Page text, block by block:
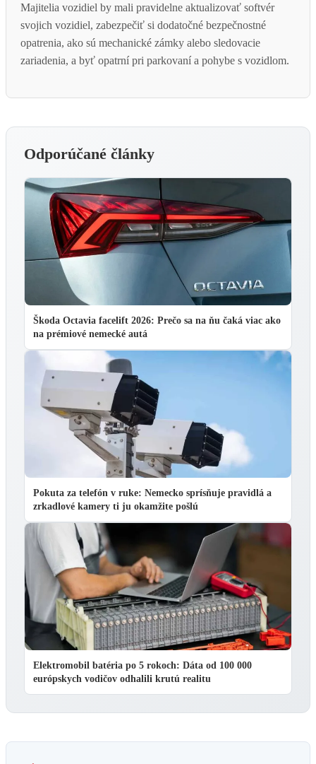
Majitelia vozidiel by mali pravidelne aktualizovať softvér
svojich vozidiel, zabezpečiť si dodatočné bezpečnostné
opatrenia, ako sú mechanické zámky alebo sledovacie
zariadenia, a byť opatrní pri parkovaní a pohybe s vozidlom.
Odporúčané články
Škoda Octavia facelift 2026: Prečo sa na ňu čaká viac ako
na prémiové nemecké autá
Pokuta za telefón v ruke: Nemecko sprísňuje pravidlá a
zrkadlové kamery ti ju okamžite pošlú
Elektromobil batéria po 5 rokoch: Dáta od 100 000
európskych vodičov odhalili krutú realitu